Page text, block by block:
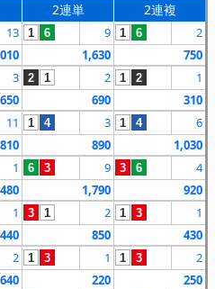
2連単 2連複
13 1 6 9 1 6
2
1,630
750
3 2 1 2 1 2
1
650 690
310
11 1 4 3 1 4
6
890
1,030
1 6 3 9 3 6
4
480 1,790
920
1 3 1 2 1 3
1
440 850
430
2 1 3 1 1 3
2
640 220
250